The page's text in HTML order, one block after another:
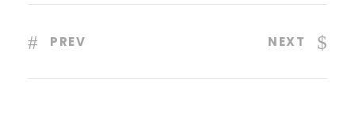
PREV NEXT